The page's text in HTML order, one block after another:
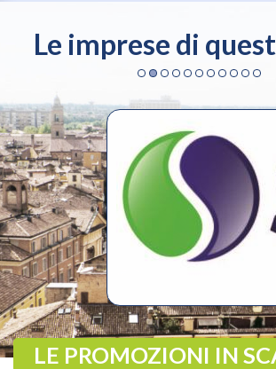
Le imprese di
LE PROMOZIONI IN